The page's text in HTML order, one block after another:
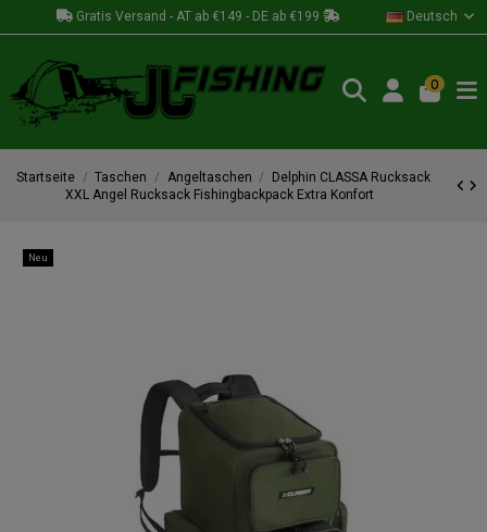
Gratis Versand - AT ab €149 - DE ab €199 Deutsch
0
Startseite Taschen Angeltaschen
Delphin CLASSA Rucksack
XXL Angel Rucksack Fishingbackpack Extra Konfort
Neu